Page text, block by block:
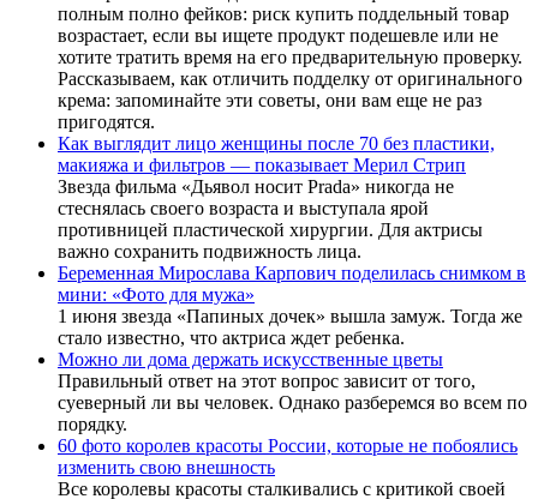
полным полно фейков: риск купить поддельный товар
возрастает, если вы ищете продукт подешевле или не
хотите тратить время на его предварительную проверку.
Рассказываем, как отличить подделку от оригинального
крема: запоминайте эти советы, они вам еще не раз
пригодятся.
Как выглядит лицо женщины после 70 без пластики,
макияжа и фильтров — показывает Мерил Стрип
Звезда фильма «Дьявол носит Prada» никогда не
стеснялась своего возраста и выступала ярой
противницей пластической хирургии. Для актрисы
важно сохранить подвижность лица.
Беременная Мирослава Карпович поделилась снимком в
мини: «Фото для мужа»
1 июня звезда «Папиных дочек» вышла замуж. Тогда же
стало известно, что актриса ждет ребенка.
Можно ли дома держать искусственные цветы
Правильный ответ на этот вопрос зависит от того,
суеверный ли вы человек. Однако разберемся во всем по
порядку.
60 фото королев красоты России, которые не побоялись
изменить свою внешность
Все королевы красоты сталкивались с критикой своей